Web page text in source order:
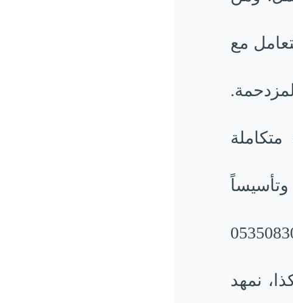
مع
تواصلك على الرقم 0535083062
نمهد